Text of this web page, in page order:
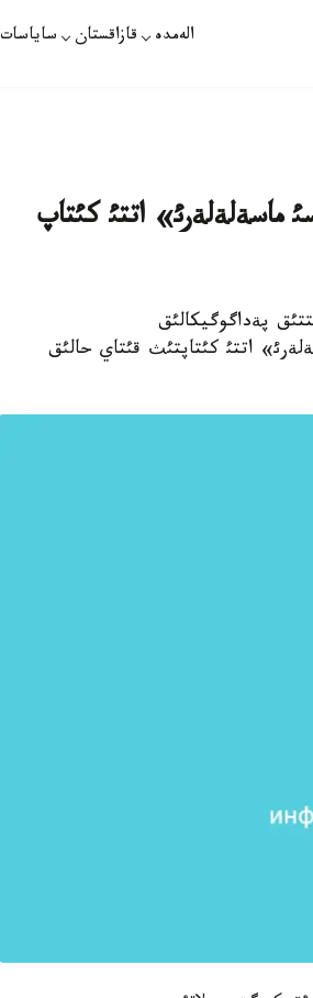
الەمدە قازاقستان ساياسات
ماسةلةلةرئ» اتتئ كئتاپ
پةداگوگيكالئق
اتتئ كئتاپتئث قئتاي حالئق